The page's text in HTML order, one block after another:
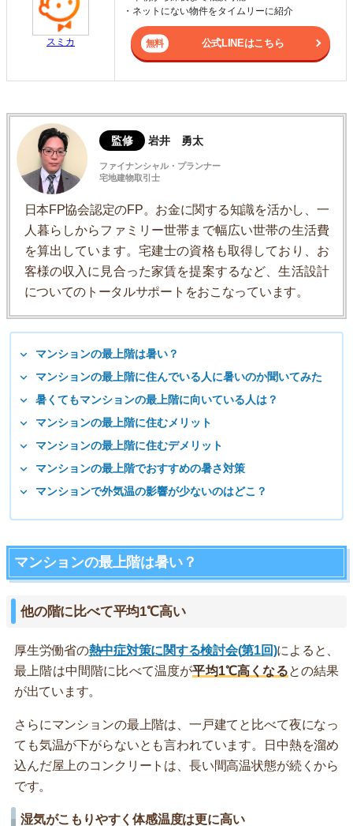
スミカ
・ネットにない物件をタイムリーに紹介
公式LINEはこちら
監修 岩井 勇太
ファイナンシャル・プランナー
宅地建物取引士
日本FP協会認定のFP。お金に関する知識を活かし、一
人暮らしからファミリー世帯まで幅広い世帯の生活費
を算出しています。宅建士の資格も取得しており、お
客様の収入に見合った家賃を提案するなど、生活設計
についてのトータルサポートをおこなっています。
マンションの最上階は暑い？
マンションの最上階に住んでいる人に暑いのか聞いてみた
暑くてもマンションの最上階に向いている人は？
マンションの最上階に住むメリット
マンションの最上階に住むデメリット
マンションの最上階でおすすめの暑さ対策
マンションで外気温の影響が少ないのはどこ？
マンションの最上階は暑い？
他の階に比べて平均1℃高い
厚生労働省の熱中症対策に関する検討会(第1回)によると、
最上階は中間階に比べて温度が平均1℃高くなるとの結果
が出ています。
さらにマンションの最上階は、一戸建てと比べて夜になっ
ても気温が下がらないとも言われています。日中熱を溜め
込んだ屋上のコンクリートは、長い間高温状態が続くから
です。
湿気がこもりやすく体感温度は更に高い